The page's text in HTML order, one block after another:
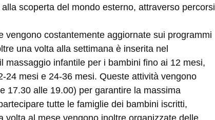
scoperta del mondo esterno, attraverso percorsi
costantemente aggiornate sui programmi
una volta alla settimana è inserita nel
massaggio infantile per i bambini fino ai 12 mesi,
24 mesi e 24-36 mesi. Queste attività vengono
17.30 alle 19.00) per garantire la massima
tutte le famiglie dei bambini iscritti,